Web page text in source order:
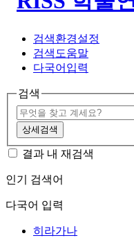
검색환경설정
검색도움말
다국어입력
검색
상세검색
결과 내 재검색
인기 검색어
다국어 입력
히라가나